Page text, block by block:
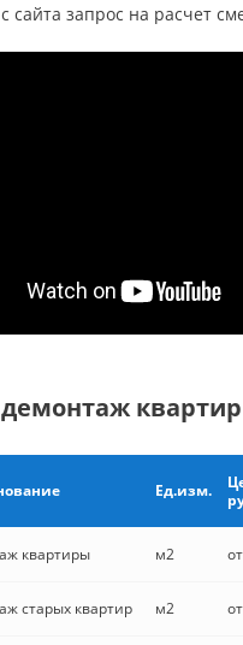
сайта запрос на расчет
квартир
Ед.изм.
квартиры м2
старых квартир м2